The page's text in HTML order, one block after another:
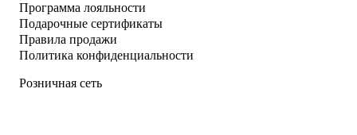
Программа лояльности
Подарочные сертификаты
Правила продажи
Политика конфиденциальности
Розничная сеть